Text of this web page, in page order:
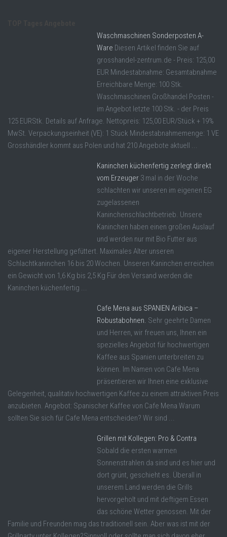
Waschmaschinen Sonderposten A-
Ware Diesen Artikel finden Sie auf
grosshandel-zentrum.de - Preis: 125,00
EUR Mindestabnahme: Gesamtabnahme
Erreichbare Menge: 100 Stk.
Waschmaschinen Großhandel Posten -
im Angebot letzte 100 Stk. - der Preis
125 EURStk. Details auf Anfrage. Nettopreis: 125,00 EUR/Stück + 19%
MwSt. Verpackungseinheit (VE): 1 Stück Mindestabnahmemenge: 1 VE
Grosshändler kommt aus Polen und hat 210 Angebote aktuell ...
Kaninchen küchenfertig zerlegt direkt
vom Erzeuger 3 mal in der Woche
schlachten wir unseren im eigenen EG
zugelassenen
Kaninchenschlachtbetrieb. Unsere
Kaninchen haben einen großen Auslauf
und werden nur mit Bio Futter aus
eigener Herstellung gefüttert. Maximales Alter unseren
Schlachtkaninchen 16 bis 20 Wochen. Unseren Kaninchen erreichen
ein Gewicht von 1,6 Kg bis 2,5 Kg Für den Versand werden die
Kaninchen küchenfertig ...
Cafe Mena aus SPANIEN Aribica –
Robustabohnen. Sehr geehrte Damen
und Herren, wir freuen uns, Ihnen ein
spezielles Angebot für hochwertigen
Kaffee aus Spanien unterbreiten zu
können. Im Namen von Cafe Mena
präsentieren wir Ihnen eine exklusive
Gelegenheit, qualitativ hochwertigen Kaffee zu einem attraktiven Preis
anzubieten. Angebot: Spanischer Kaffee von Cafe Mena Warum
sollten Sie sich für Cafe Mena entscheiden? Wir sind ...
Grillen mit Kollegen: Pro & Contra
Sobald die ersten warmen
Sonnenstrahlen da sind und es hier und
dort grünt, geschieht es. Überall in
unserem Land werden die Grills
hervorgeholt und mit deftigem Essen
das schöne Wetter genossen. Mit der
Familie und Freunden mag das traditionell sein. Aber was ist mit der